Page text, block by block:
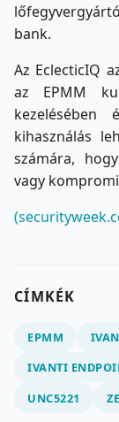
bank.
Az EclecticIQ
az EPMM
kezelésében
kihasználás
számára,
vagy
CÍMKÉK
EPMM
IVANTI
UNC5221